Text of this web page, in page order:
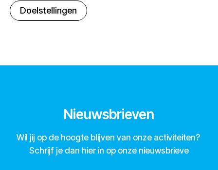
Doelstellingen
Nieuwsbrieven
Wil jij op de hoogte blijven van onze activiteiten?
Schrijf je dan hier in op onze nieuwsbrieve